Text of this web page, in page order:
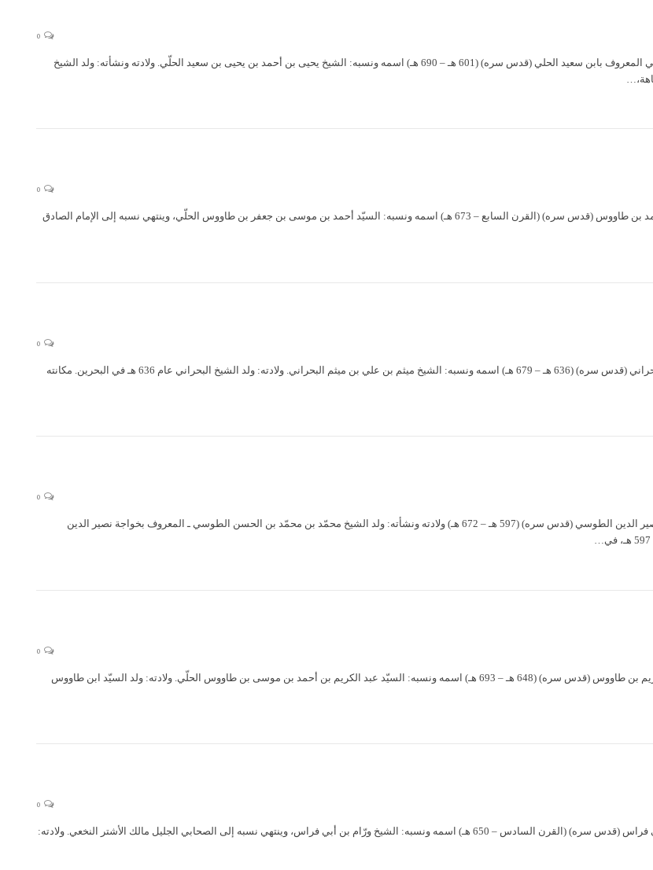
الشيخ يحيى بن أحمد الحلّي الشيخ يحيى الحلي المعروف بابن سعيد الحلي (قدس سره) (601 هـ – 690 هـ) اسمه ونسبه: الشيخ يحيى بن أحمد بن يحيى بن سعيد الحلّي. ولادته ونشأته: ولد الشيخ
السيّد أحمد بن موسى بن طاووس السيد أحمد بن طاووس (قدس سره) (القرن السابع – 673 هـ) اسمه ونسبه: السيّد أحمد بن موسى بن جعفر بن طاووس الحلّي، وينتهي نسبه إلى الإمام الصادق
الشيخ ميثم بن علي البحراني الشيخ ميثم البحراني (قدس سره) (636 هـ – 679 هـ) اسمه ونسبه: الشيخ ميثم بن علي بن ميثم البحراني. ولادته: ولد الشيخ البحراني عام 636 هـ في البحرين. مكانته
الشيخ نصير الدين الطوسي آية الله الشيخ نصير الدين الطوسي (قدس سره) (597 هـ – 672 هـ) ولادته ونشأته: ولد الشيخ محمّد بن محمّد بن الحسن الطوسي ـ المعروف بخواجة نصير الدين
السيد عبد الكريم بن طاووس السيد عبد الكريم بن طاووس (قدس سره) (648 هـ – 693 هـ) اسمه ونسبه: السيّد عبد الكريم بن أحمد بن موسى بن طاووس الحلّي. ولادته: ولد السيّد ابن طاووس
الشيخ ورّام بن أبي فراس الشيخ ورّام بن أبي فراس (قدس سره) (القرن السادس – 650 هـ) اسمه ونسبه: الشيخ ورّام بن أبي فراس، وينتهي نسبه إلى الصحابي الجليل مالك الأشتر النخعي. ولادته: